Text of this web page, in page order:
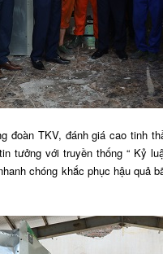
đoàn TKV, đánh giá cao tinh
tưởng với truyền thống “ Kỷ
chóng khắc phục hậu quả